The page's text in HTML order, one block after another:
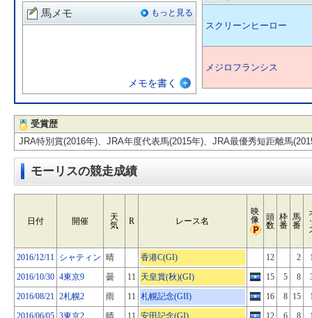
馬メモ もっと見る
メモを書く
スクリーンヒーロー
メジロフランシス
受賞歴
JRA特別賞(2016年)、JRA年度代表馬(2015年)、JRA最優秀短距離馬
モーリスの競走成績
日付 開催
天
気
R レース名
映
像
頭
数
枠
番
馬
番
2016/12/11 シャティン 晴 香港C(GI) 12 2
2016/10/30 4東京9 曇 11 天皇賞(秋)(GI) 15 5 8
2016/08/21 2札幌2 雨 11 札幌記念(GII) 16 8 15
2016/06/05 3東京2 晴 11 安田記念(GI) 12 6 8